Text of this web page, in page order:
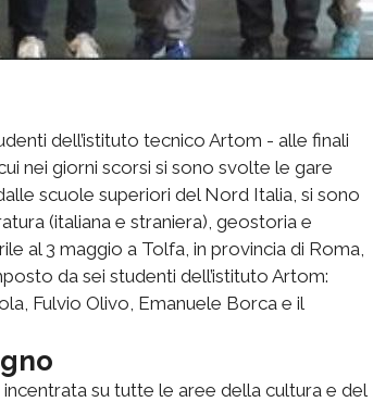
dell’istituto tecnico Artom - alle finali
nei giorni scorsi si sono svolte le gare
scuole superiori del Nord Italia, si sono
(italiana e straniera), geostoria e
al 3 maggio a Tolfa, in provincia di Roma,
da sei studenti dell’istituto Artom:
Fulvio Olivo, Emanuele Borca e il
su tutte le aree della cultura e del